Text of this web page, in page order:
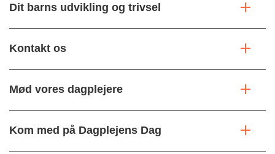
Dit barns udvikling og trivsel
Kontakt os
Mød vores dagplejere
Kom med på Dagplejens Dag